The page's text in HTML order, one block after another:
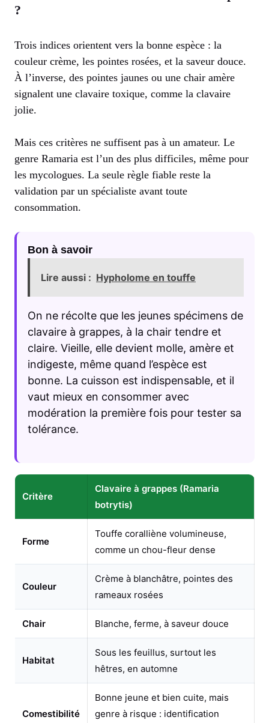
?
Trois indices orientent vers la bonne espèce : la
couleur crème, les pointes rosées, et la saveur douce.
À l’inverse, des pointes jaunes ou une chair amère
signalent une clavaire toxique, comme la clavaire
jolie.
Mais ces critères ne suffisent pas à un amateur. Le
genre Ramaria est l’un des plus difficiles, même pour
les mycologues. La seule règle fiable reste la
validation par un spécialiste avant toute
consommation.
Bon à savoir
Lire aussi : Hypholome en touffe
On ne récolte que les jeunes spécimens de
clavaire à grappes, à la chair tendre et
claire. Vieille, elle devient molle, amère et
indigeste, même quand l’espèce est
bonne. La cuisson est indispensable, et il
vaut mieux en consommer avec
modération la première fois pour tester sa
tolérance.
Critère
Clavaire à grappes (Ramaria
botrytis)
Forme
Touffe coralliène volumineuse,
comme un chou-fleur dense
Couleur
Crème à blanchâtre, pointes des
rameaux rosées
Chair Blanche, ferme, à saveur douce
Habitat
Sous les feuillus, surtout les
hêtres, en automne
Comestibilité
Bonne jeune et bien cuite, mais
genre à risque : identification